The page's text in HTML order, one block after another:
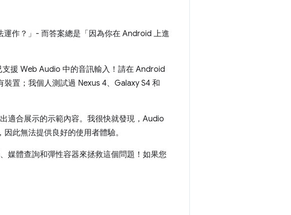
作？」- 而答案總是「因為你在 Android 上進
援 Web Audio 中的音訊輸入！請在 Android
裝置；我個人測試過 Nexus 4、Galaxy S4 和
適合展示的示範內容。我很快就發現，Audio
此無法提供良好的使用者體驗。
媒體查詢和彈性容器來拯救這個問題！如果您